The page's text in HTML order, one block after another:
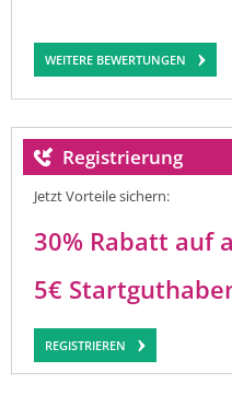
WEITERE BEWERTUNGEN
Registrierung
Jetzt Vorteile sichern:
30% Rabatt auf
5€
REGISTRIEREN